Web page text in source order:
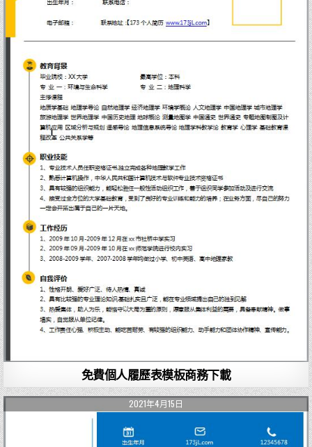
免費個人履歷表模板商務下載
2021年4月15日